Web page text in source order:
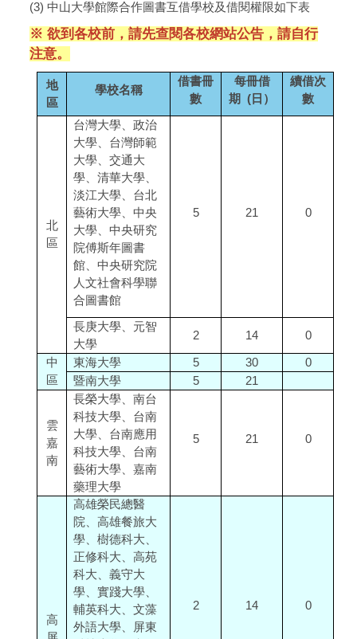
(3) 中山大學館際合作圖書互借學校及借閱權限如下表
※ 欲到各校前，請先查閱各校網站公告，請自行
注意。
地
區
學校名稱
借書冊
數
每冊借
期 (日）
續借次
數
北
區
台灣大學、政治
大學、台灣師範
大學、交通大
學、清華大學、
淡江大學、台北
藝術大學、中央
大學、中央研究
院傅斯年圖書
館、中央研究院
人文社會科學聯
合圖書館
5 21 0
長庚大學、元智
大學
2 14
0
中
區
東海大學 5 30
0
暨南大學
5 21
雲
嘉
南
長榮大學、南台
科技大學、台南
大學、台南應用
科技大學、台南
藝術大學、嘉南
藥理大學
5 21 0
高
高雄榮民總醫
院、高雄餐旅大
學、樹德科大、
正修科大、高苑
科大、義守大
學、實踐大學、
輔英科大、文藻
外語大學、屏東
2 14 0